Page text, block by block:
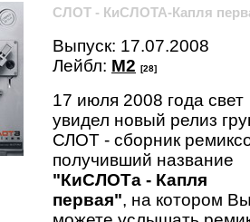
СЛОТ - КиСЛОТА-Капля
Выпуск: 17.07.2008
Лейбл: M2 [28]
17 июля 2008 года свет
увидел новый релиз
СЛОТ - сборник
получивший название
"КиСЛОТа - Капля
первая", на котором